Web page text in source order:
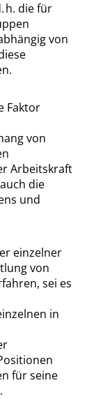
h. die für
von
Faktor
von
Arbeitskraft
die
und
einzelner
von
sei es
in
fürseine